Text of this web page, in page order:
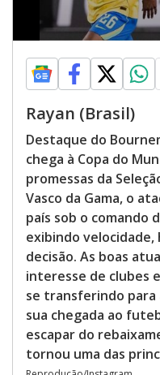
Rayan (Brasil)
Destaque do
chega à Copa do
promessas da
Vasco da Gama, o
país sob o comando
exibindo
decisão. As boas
interesse de clubes
se transferindo para
sua chegada ao
escapar do
tornou uma das